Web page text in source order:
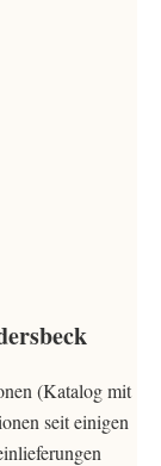
(Katalog mit
seit einigen